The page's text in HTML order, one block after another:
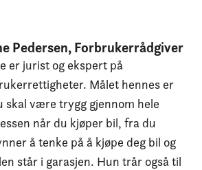
Pedersen, Forbrukerrådgiver
er jurist og ekspert på
Målet hennes er
skal være trygg gjennom hele
når du kjøper bil, fra du
å tenke på å kjøpe deg bil og
står i garasjen. Hun trår også til